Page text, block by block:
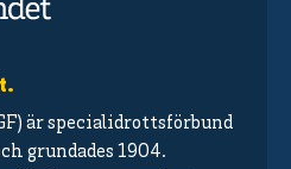
är specialidrottsförbund
grundades 1904.